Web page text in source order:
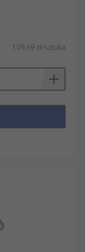
109,69 zł/sztuka